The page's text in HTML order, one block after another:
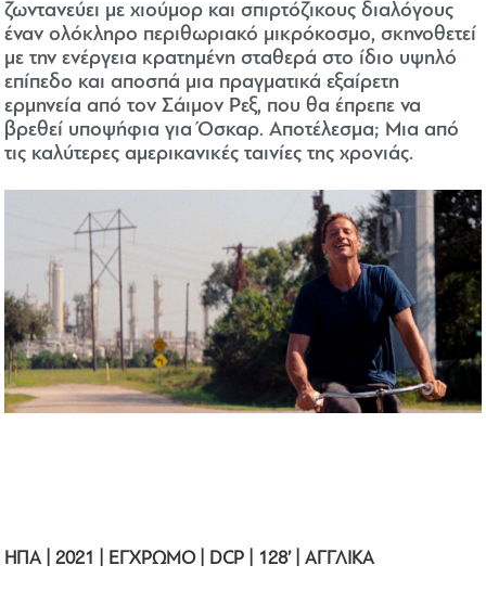
ζωντανεύει με χιούμορ και σπιρτόζικους διαλόγους
έναν ολόκληρο περιθωριακό μικρόκοσμο, σκηνοθετεί
με την ενέργεια κρατημένη σταθερά στο ίδιο υψηλό
επίπεδο και αποσπά μια πραγματικά εξαίρετη
ερμηνεία από τον Σάιμον Ρεξ, που θα έπρεπε να
βρεθεί υποψήφια για Όσκαρ. Αποτέλεσμα; Μια από
τις καλύτερες αμερικανικές ταινίες της χρονιάς.
ΗΠΑ | 2021 | ΕΓΧΡΩΜΟ | DCP | 128’ | ΑΓΓΛΙΚΑ